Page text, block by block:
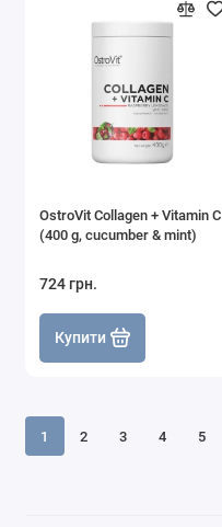
OstroVit Collagen + Vitamin C
(400 g, cucumber & mint)
724 грн.
Купити
1 2 3 4 5